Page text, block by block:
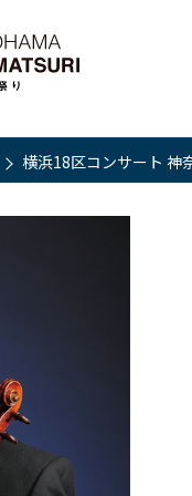
横浜18区コンサート 神